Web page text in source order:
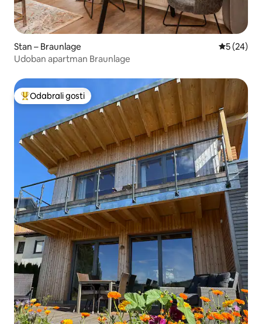
Stan – Braunlage Prosječna
5 (24)
Udoban apartman Braunlage
Među najviše rangiranima s oznakom „Odabrali gosti”
Odabrali gosti